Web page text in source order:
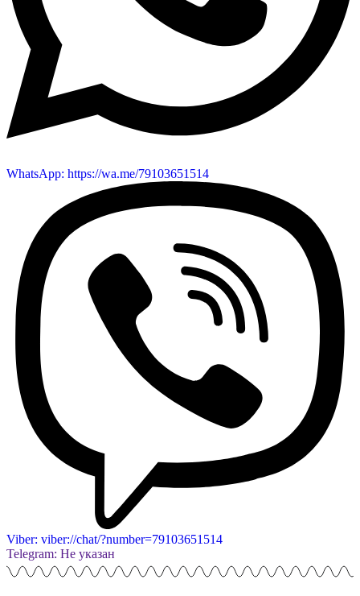
WhatsApp: https://wa.me/79103651514
Viber: viber://chat/?number=79103651514
Telegram: Не указан